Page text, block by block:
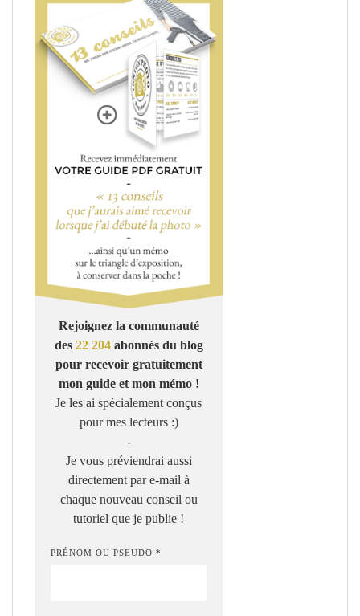
Rejoignez la communauté
des 22 204abonnés du blog
pour recevoir gratuitement
mon guide et mon mémo !
Je les ai spécialement conçus
pour mes lecteurs :)
-
Je vous préviendrai aussi
directement par e-mail à
chaque nouveau conseil ou
tutoriel que je publie !
PRÉNOM OU PSEUDO *